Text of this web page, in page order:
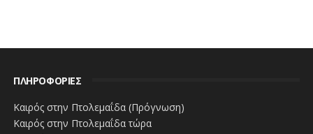
ΠΛΗΡΟΦΟΡΙΕΣ
Καιρός στην Πτολεμαΐδα (Πρόγνωση)
Καιρός στην Πτολεμαΐδα τώρα